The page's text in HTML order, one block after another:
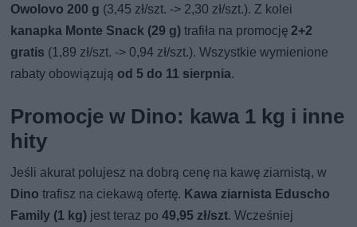
Owolovo 200 g (3,45 zł/szt. -> 2,30 zł/szt.). Z kolei
kanapka Monte Snack (29 g) trafiła na promocję2+2
gratis (1,89 zł/szt. -> 0,94 zł/szt.). Wszystkie wymienione
rabaty obowiązują od 5 do 11 sierpnia.
Promocje w Dino: kawa 1 kg i inne
hity
Jeśli akurat polujesz na dobrą cenę na kawę ziarnistą, w
Dino trafisz na ciekawą ofertę. Kawa ziarnista Eduscho
Family (1 kg) jest teraz po49,95 zł/szt. Wcześniej